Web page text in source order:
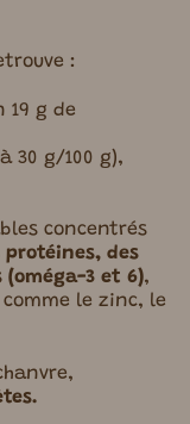
:
19 g de
30 g/100 g),
concentrés
protéines, des
3 et 6),
le zinc, le